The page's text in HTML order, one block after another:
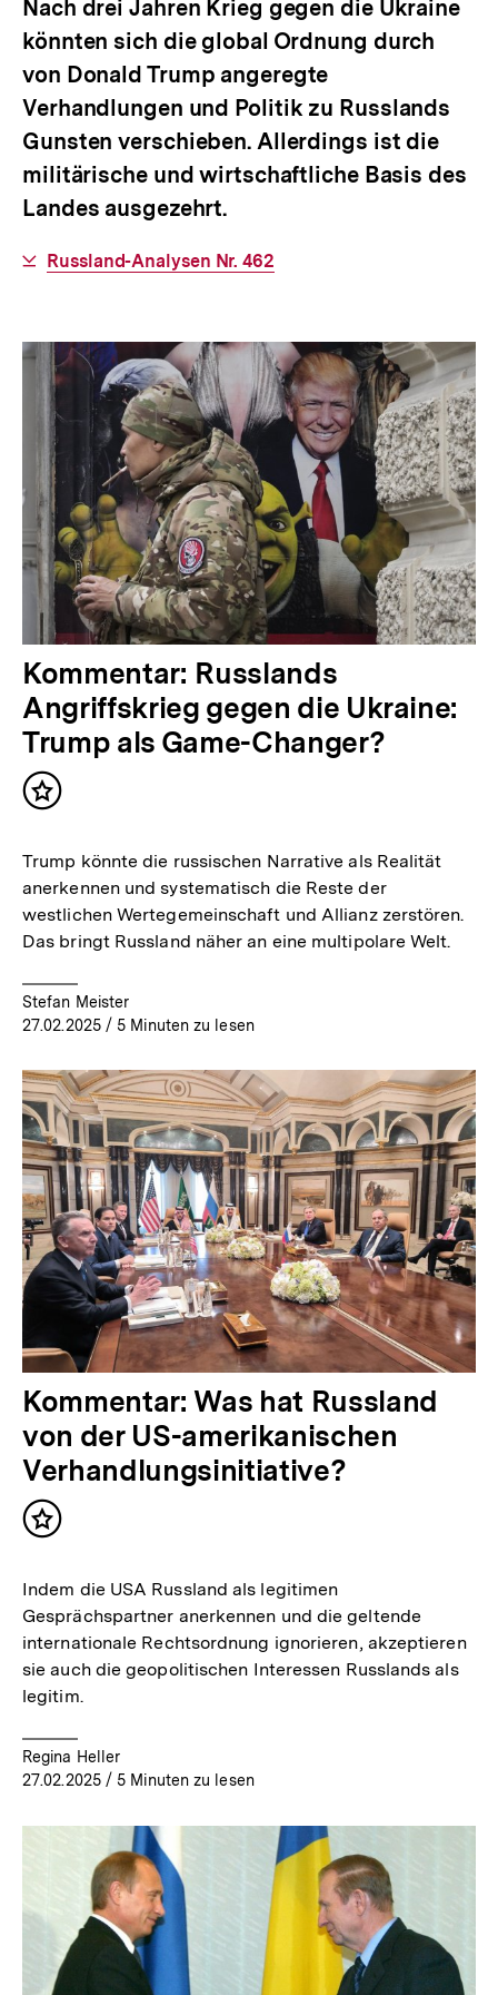
Nach drei Jahren Krieg gegen die Ukraine
könnten sich die global Ordnung durch
von Donald Trump angeregte
Verhandlungen und Politik zu Russlands
Gunsten verschieben. Allerdings ist die
militärische und wirtschaftliche Basis des
Landes ausgezehrt.
Interner
Russland-Analysen Nr. 462
Kommentar: Russlands
Angriffskrieg gegen die Ukraine:
Trump als Game-Changer?
Inhalt
Trump könnte die russischen Narrative als Realität
anerkennen und systematisch die Reste der
westlichen Wertegemeinschaft und Allianz zerstören.
Das bringt Russland näher an eine multipolare Welt.
Stefan Meister
27.02.2025/ 5 Minuten zu lesen
Kommentar: Was hat Russland
von der US-amerikanischen
Verhandlungsinitiative?
Inhalt
Indem die USA Russland als legitimen
Gesprächspartner anerkennen und die geltende
internationale Rechtsordnung ignorieren, akzeptieren
sie auch die geopolitischen Interessen Russlands als
legitim.
Regina Heller
27.02.2025/ 5 Minuten zu lesen